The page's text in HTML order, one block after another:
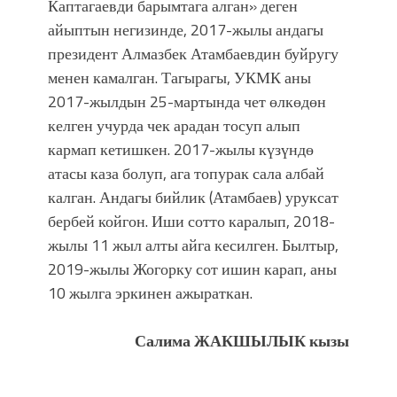
Каптагаевди барымтага алган» деген
айыптын негизинде, 2017-жылы андагы
президент Алмазбек Атамбаевдин буйругу
менен камалган. Тагырагы, УКМК аны
2017-жылдын 25-мартында чет өлкөдөн
келген учурда чек арадан тосуп алып
кармап кетишкен. 2017-жылы күзүндө
атасы каза болуп, ага топурак сала албай
калган. Андагы бийлик (Атамбаев) уруксат
бербей койгон. Иши сотто каралып, 2018-
жылы 11 жыл алты айга кесилген. Былтыр,
2019-жылы Жогорку сот ишин карап, аны
10 жылга эркинен ажыраткан.
Салима ЖАКШЫЛЫК кызы